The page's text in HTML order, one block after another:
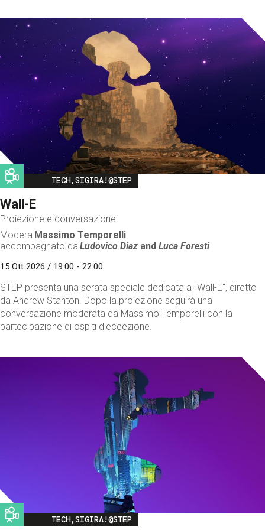
Image
TECH,SIGIRA!@STEP
Wall-E
Proiezione e conversazione
Modera Massimo Temporelli
accompagnato da Ludovico Diaz andLuca Foresti
15 Ott 2026 / 19:00 - 22:00
STEP presenta una serata speciale dedicata a "Wall-E", diretto
da Andrew Stanton. Dopo la proiezione seguirà una
conversazione moderata da Massimo Temporelli con la
partecipazione di ospiti d'eccezione.
Image
TECH,SIGIRA!@STEP